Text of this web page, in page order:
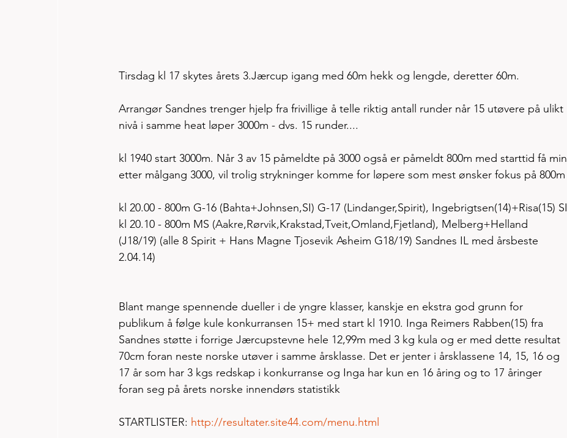
Tirsdag kl 17 skytes årets 3.Jærcup igang med 60m hekk og lengde, deretter 60m.
Arrangør Sandnes trenger hjelp fra frivillige å telle riktig antall runder når 15 utøvere på ulikt
nivå i samme heat løper 3000m - dvs. 15 runder....
kl 1940 start 3000m. Når 3 av 15 påmeldte på 3000 også er påmeldt 800m med starttid få min
etter målgang 3000, vil trolig strykninger komme for løpere som mest ønsker fokus på 800m
kl 20.00 - 800m G-16 (Bahta+Johnsen,SI) G-17 (Lindanger,Spirit), Ingebrigtsen(14)+Risa(15) SI
kl 20.10 - 800m MS (Aakre,Rørvik,Krakstad,Tveit,Omland,Fjetland), Melberg+Helland
(J18/19) (alle 8 Spirit + Hans Magne Tjosevik Asheim G18/19) Sandnes IL med årsbeste
2.04.14)
Blant mange spennende dueller i de yngre klasser, kanskje en ekstra god grunn for
publikum å følge kule konkurransen 15+ med start kl 1910. Inga Reimers Rabben(15) fra
Sandnes støtte i forrige Jærcupstevne hele 12,99m med 3 kg kula og er med dette resultat
70cm foran neste norske utøver i samme årsklasse. Det er jenter i årsklassene 14, 15, 16 og
17 år som har 3 kgs redskap i konkurranse og Inga har kun en 16 åring og to 17 åringer
foran seg på årets norske innendørs statistikk
STARTLISTER: http://resultater.site44.com/menu.html